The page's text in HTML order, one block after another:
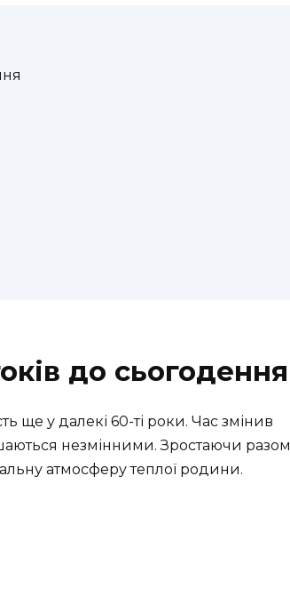
до сьогодення
ще у далекі 60-ті роки. Час змінив
незмінними. Зростаючи разом
атмосферу теплої родини.